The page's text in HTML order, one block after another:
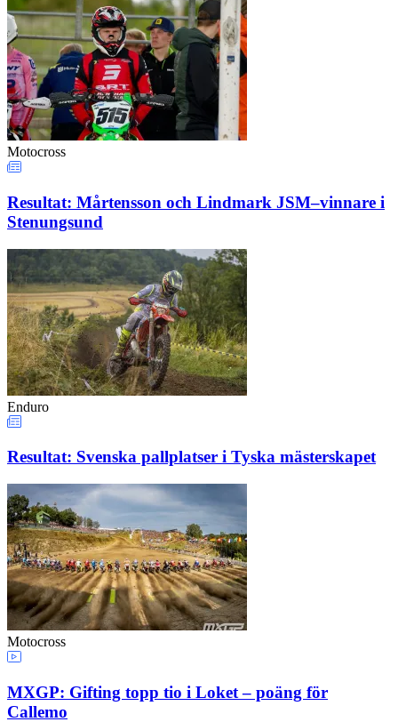
Motocross
Resultat: Mårtensson och Lindmark JSM–vinnare i
Stenungsund
Enduro
Resultat: Svenska pallplatser i Tyska mästerskapet
Motocross
MXGP: Gifting topp tio i Loket – poäng för
Callemo